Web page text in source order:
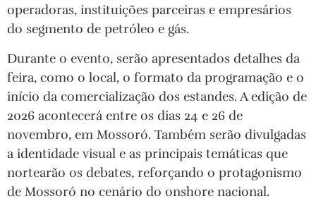
operadoras, instituições parceiras e empresários
do segmento de petróleo e gás.
Durante o evento, serão apresentados detalhes da
feira, como o local, o formato da programação e o
início da comercialização dos estandes. A edição de
2026 acontecerá entre os dias 24 e 26 de
novembro, em Mossoró. Também serão divulgadas
a identidade visual e as principais temáticas que
nortearão os debates, reforçando o protagonismo
de Mossoró no cenário do onshore nacional.